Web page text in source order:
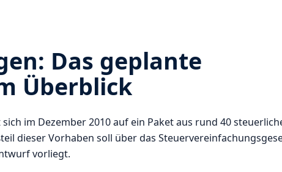
Das geplante
Überblick
im Dezember 2010 auf ein Paket aus rund 40
dieser Vorhaben soll über das
vorliegt.